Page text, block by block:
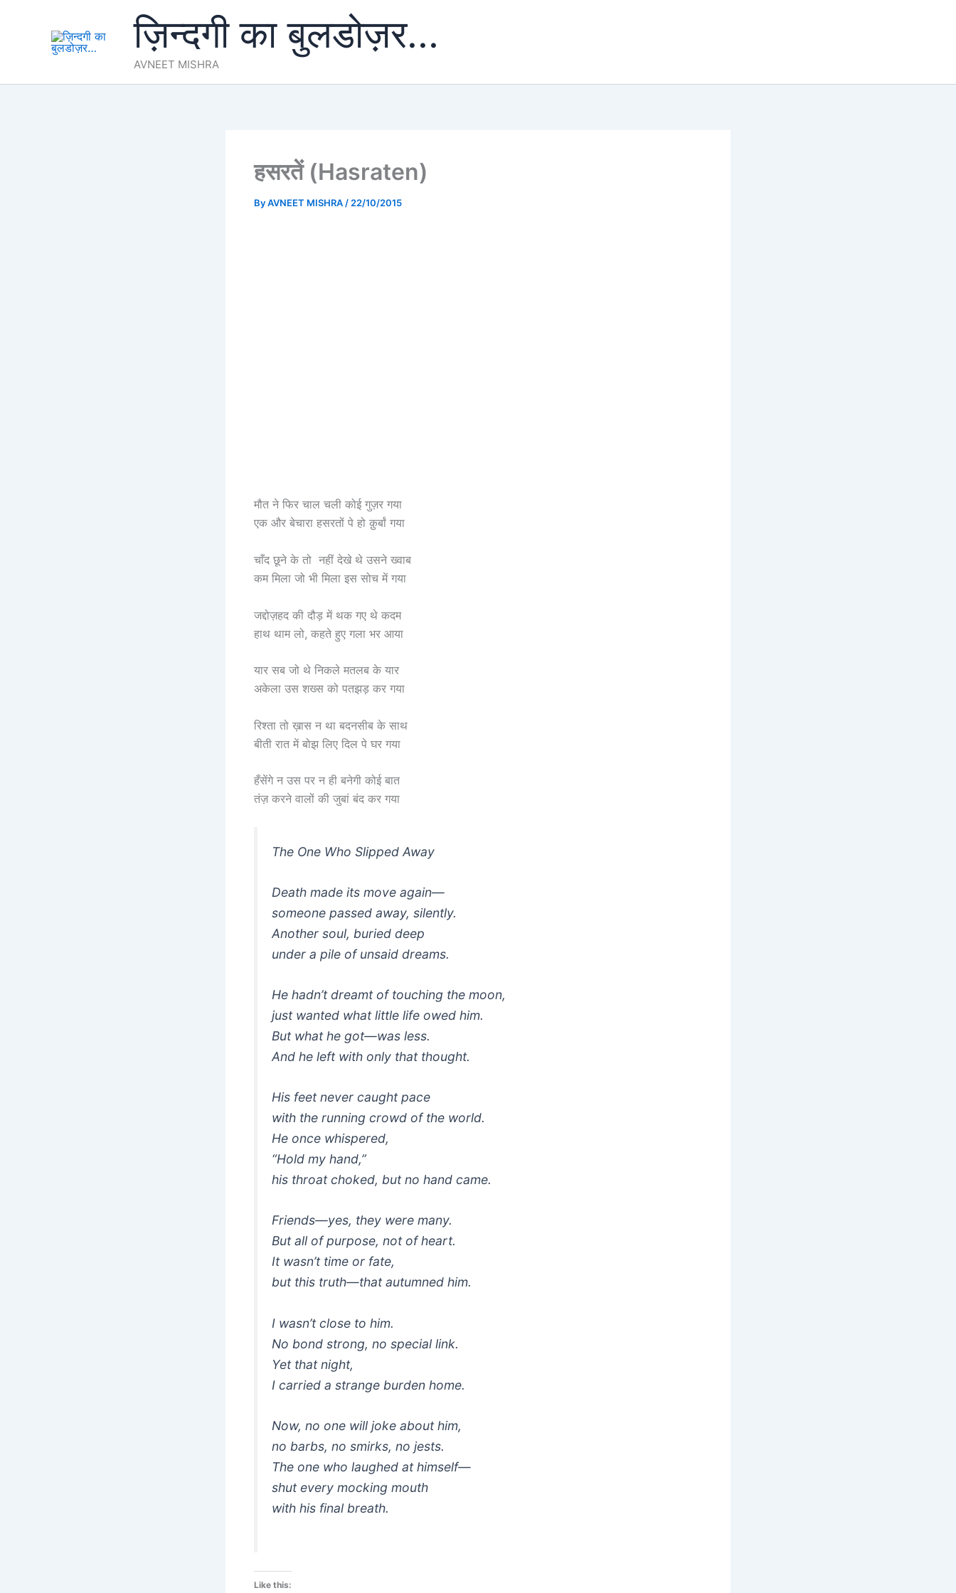
ज़िन्दगी का बुलडोज़र...
AVNEET MISHRA
हसरतें (Hasraten)
ByAVNEET MISHRA / 22/10/2015
मौत ने फिर चाल चली कोई गुज़र गया
एक और बेचारा हसरतों पे हो क़ुर्बां गया
चाँद छूने के तो नहीं देखे थे उसने ख्वाब
कम मिला जो भी मिला इस सोच में गया
जद्दोज़हद की दौड़ में थक गए थे कदम
हाथ थाम लो, कहते हुए गला भर आया
यार सब जो थे निकले मतलब के यार
अकेला उस शख्स को पतझड़ कर गया
रिश्ता तो ख़ास न था बदनसीब के साथ
बीती रात में बोझ लिए दिल पे घर गया
हँसेंगे न उस पर न ही बनेगी कोई बात
तंज़ करने वालों की जुबां बंद कर गया
The One Who Slipped Away
Death made its move again—
someone passed away, silently.
Another soul, buried deep
under a pile of unsaid dreams.
He hadn’t dreamt of touching the moon,
just wanted what little life owed him.
But what he got—was less.
And he left with only that thought.
His feet never caught pace
with the running crowd of the world.
He once whispered,
“Hold my hand,”
his throat choked, but no hand came.
Friends—yes, they were many.
But all ofpurpose, not of heart.
It wasn’t time or fate,
but this truth—that autumned him.
I wasn’t close to him.
No bond strong, no special link.
Yet that night,
I carried a strange burden home.
Now, no one will joke about him,
no barbs, no smirks, no jests.
The one who laughed at himself—
shut every mocking mouth
with his final breath.
Like this: